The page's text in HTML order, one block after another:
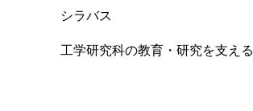
シラバス
工学研究科の教育・研究を支える